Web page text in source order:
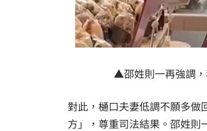
▲邵姓則一再強調，
對此，樋口夫妻低調不願多做
方」，尊重司法結果。邵姓則